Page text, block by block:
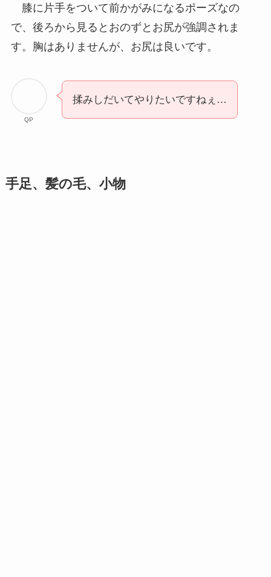
膝に片手をついて前かがみになるポーズなの
で、後ろから見るとおのずとお尻が強調されま
す。胸はありませんが、お尻は良いです。
QP
揉みしだいてやりたいですねぇ…
手足、髪の毛、小物